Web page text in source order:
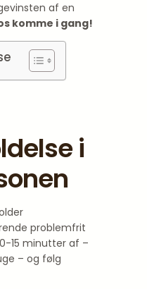
af en
komme i gang!
i
problemfrit
15 minutter af –
– og følg